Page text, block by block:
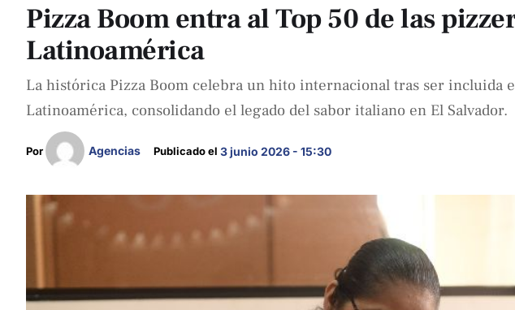
Pizza Boom entra al Top 50 de las
Latinoamérica
La histórica Pizza Boom celebra un hito internacional tras ser incluida
Latinoamérica, consolidando el legado del sabor italiano en El Salvador.
Por Agencias Publicado el 3 junio 2026 - 15:30